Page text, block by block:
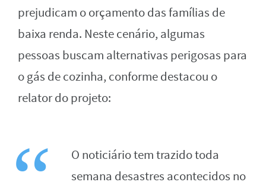
prejudicam o orçamento das famílias de
baixa renda. Neste cenário, algumas
pessoas buscam alternativas perigosas para
o gás de cozinha, conforme destacou o
relator do projeto:
O noticiário tem trazido toda
semana desastres acontecidos no